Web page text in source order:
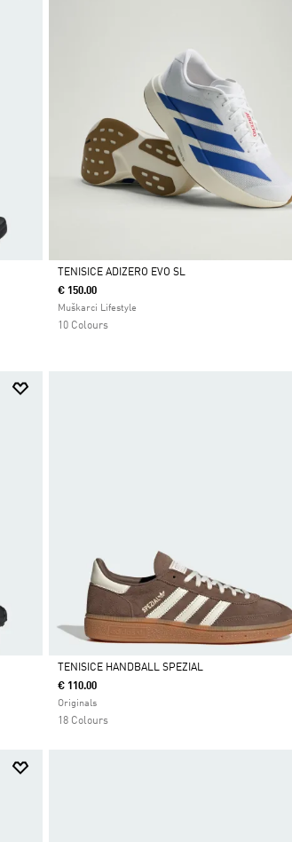
Da
TENISICE ADIZERO EVO SL
€ 150.00
Muškarci Lifestyle
10 Colours
Da
TENISICE HANDBALL SPEZIAL
€ 110.00
Originals
18 Colours